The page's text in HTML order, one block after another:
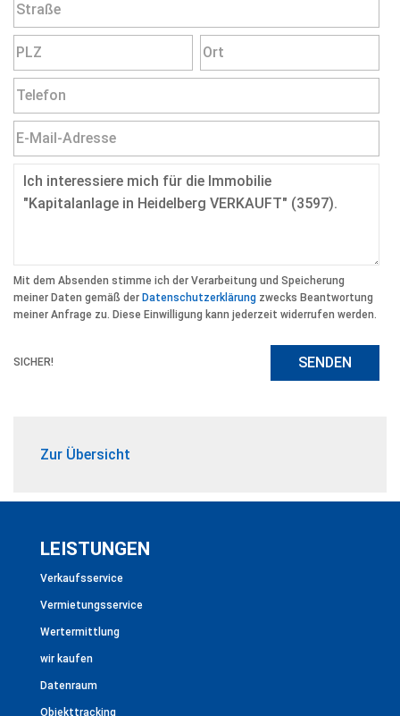
Mit dem Absenden stimme ich der Verarbeitung und Speicherung
meiner Daten gemäß der Datenschutzerklärung zwecks Beantwortung
meiner Anfrage zu. Diese Einwilligung kann jederzeit widerrufen werden.
SICHER! SENDEN
Zur Übersicht
LEISTUNGEN
Verkaufsservice
Vermietungsservice
Wertermittlung
wir kaufen
Datenraum
Objekttracking